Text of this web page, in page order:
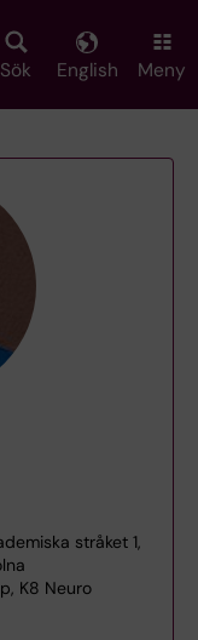
Sök English Meny
stråket 1,
K8 Neuro